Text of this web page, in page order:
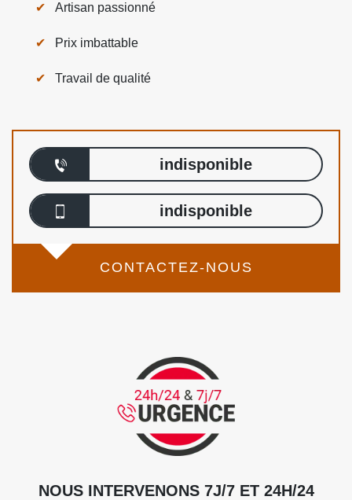
Artisan passionné
Prix imbattable
Travail de qualité
indisponible
indisponible
CONTACTEZ-NOUS
NOUS INTERVENONS 7J/7 ET 24H/24